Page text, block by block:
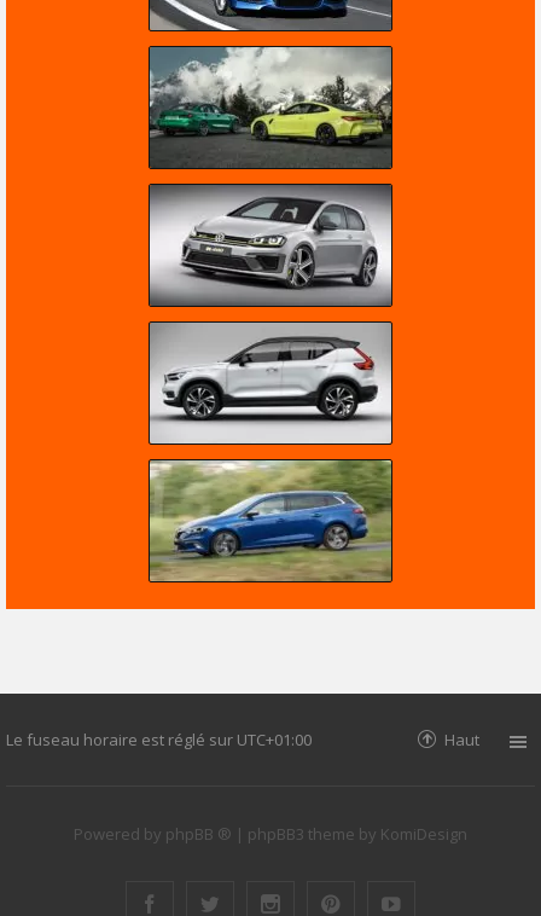
Le fuseau horaire est réglé sur UTC+01:00 Haut
Powered by phpBB ® | phpBB3 theme by KomiDesign